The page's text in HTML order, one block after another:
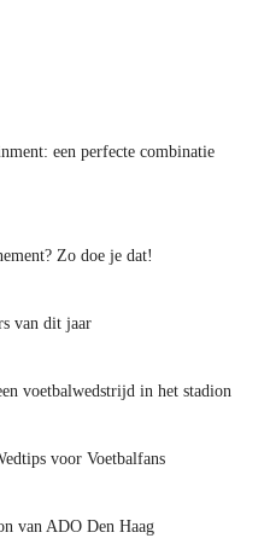
een perfecte combinatie
Zo doe je dat!
van dit jaar
voetbalwedstrijd in het stadion
voor Voetbalfans
van ADO Den Haag